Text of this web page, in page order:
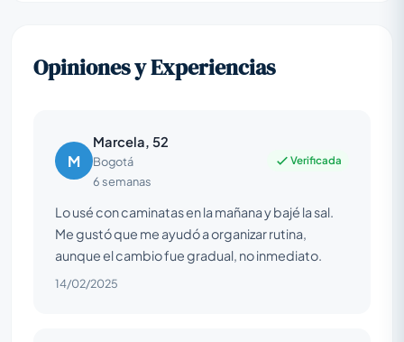
Opiniones y Experiencias
M
Marcela, 52
Bogotá
6 semanas
Verificada
Lo usé con caminatas en la mañana y bajé la sal.
Me gustó que me ayudó a organizar rutina,
aunque el cambio fue gradual, no inmediato.
14/02/2025